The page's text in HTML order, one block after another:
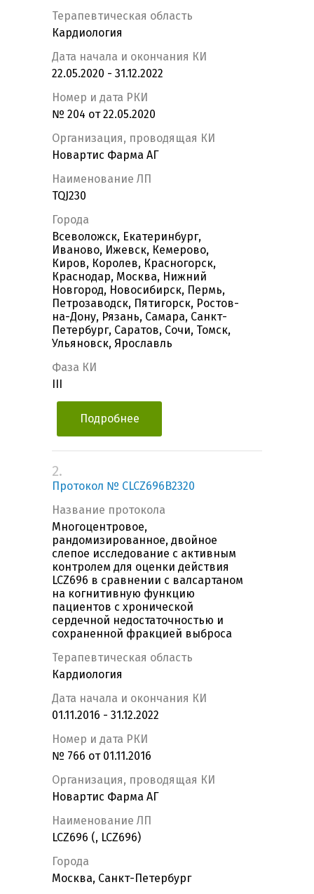
Терапевтическая область
Кардиология
Дата начала и окончания КИ
22.05.2020 - 31.12.2022
Номер и дата РКИ
№ 204 от 22.05.2020
Организация, проводящая КИ
Новартис Фарма АГ
Наименование ЛП
TQJ230
Города
Всеволожск, Екатеринбург,
Иваново, Ижевск, Кемерово,
Киров, Королев, Красногорск,
Краснодар, Москва, Нижний
Новгород, Новосибирск, Пермь,
Петрозаводск, Пятигорск, Ростов-
на-Дону, Рязань, Самара, Санкт-
Петербург, Саратов, Сочи, Томск,
Ульяновск, Ярославль
Фаза КИ
Подробнее
2.
Протокол № CLCZ696B2320
Название протокола
Многоцентровое,
рандомизированное, двойное
слепое исследование с активным
контролем для оценки действия
LCZ696 в сравнении с валсартаном
на когнитивную функцию
пациентов с хронической
сердечной недостаточностью и
сохраненной фракцией выброса
Терапевтическая область
Кардиология
Дата начала и окончания КИ
01.11.2016 - 31.12.2022
Номер и дата РКИ
№ 766 от 01.11.2016
Организация, проводящая КИ
Новартис Фарма АГ
Наименование ЛП
LCZ696 (, LCZ696)
Города
Москва, Санкт-Петербург